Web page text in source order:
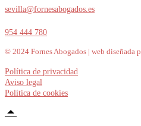
sevilla@fornesabogados.es
954 444 780
© 2024 Fornes Abogados | web diseñada
Política de privacidad
Aviso legal
Política de cookies